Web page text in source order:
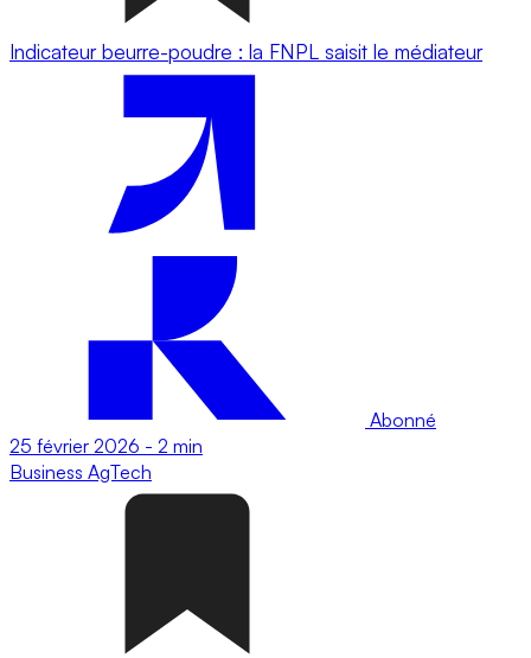
Indicateur beurre-poudre : la FNPL saisit le médiateur
Abonné
25 février 2026 - 2 min
Business AgTech